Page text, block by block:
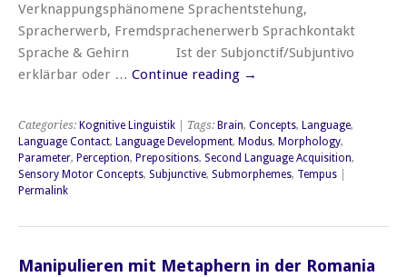
Verknappungsphänomene Sprachentstehung,
Spracherwerb, Fremdsprachenerwerb Sprachkontakt
Sprache & Gehirn Ist der Subjonctif/Subjuntivo
erklärbar oder … Continue reading →
Categories: Kognitive Linguistik | Tags: Brain, Concepts, Language,
Language Contact, Language Development, Modus, Morphology,
Parameter, Perception, Prepositions, Second Language Acquisition,
Sensory Motor Concepts, Subjunctive, Submorphemes, Tempus
Permalink
Manipulieren mit Metaphern in der Romania